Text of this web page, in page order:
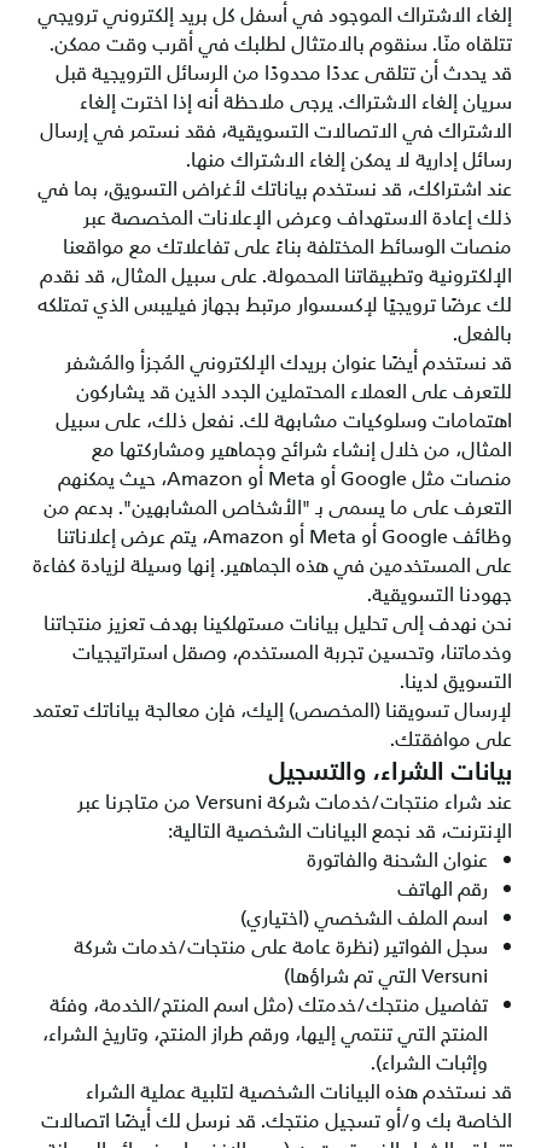
إلغاء الاشتراك الموجود في أسفل كل بريد إلكتروني ترويجي
تتلقاه منّا. سنقوم بالامتثال لطلبك في أقرب وقت ممكن.
قد يحدث أن تتلقى عددًا محدودًا من الرسائل الترويجية قبل
سريان إلغاء الاشتراك. يرجى ملاحظة أنه إذا اخترت إلغاء
الاشتراك في الاتصالات التسويقية، فقد نستمر في إرسال
رسائل إدارية لا يمكن إلغاء الاشتراك منها.
عند اشتراكك، قد نستخدم بياناتك لأغراض التسويق، بما في
ذلك إعادة الاستهداف وعرض الإعلانات المخصصة عبر
منصات الوسائط المختلفة بناءً على تفاعلاتك مع مواقعنا
الإلكترونية وتطبيقاتنا المحمولة. على سبيل المثال، قد نقدم
لك عرضًا ترويجيًا لإكسسوار مرتبط بجهاز فيليبس الذي تمتلكه
بالفعل.
قد نستخدم أيضًا عنوان بريدك الإلكتروني المُجزأ والمُشفر
للتعرف على العملاء المحتملين الجدد الذين قد يشاركون
اهتمامات وسلوكيات مشابهة لك. نفعل ذلك، على سبيل
المثال، من خلال إنشاء شرائح وجماهير ومشاركتها مع
منصات مثل Google أو Meta أو Amazon، حيث يمكنهم
التعرف على ما يسمى بـ "الأشخاص المشابهين". بدعم من
وظائف Google أو Meta أو Amazon، يتم عرض إعلاناتنا
على المستخدمين في هذه الجماهير. إنها وسيلة لزيادة كفاءة
جهودنا التسويقية.
نحن نهدف إلى تحليل بيانات مستهلكينا بهدف تعزيز منتجاتنا
وخدماتنا، وتحسين تجربة المستخدم، وصقل استراتيجيات
التسويق لدينا.
لإرسال تسويقنا (المخصص) إليك، فإن معالجة بياناتك تعتمد
على موافقتك.
بيانات الشراء، والتسجيل
عند شراء منتجات/خدمات شركة Versuni من متاجرنا عبر
الإنترنت، قد نجمع البيانات الشخصية التالية:
عنوان الشحنة والفاتورة
رقم الهاتف
اسم الملف الشخصي (اختياري)
سجل الفواتير (نظرة عامة على منتجات/خدمات شركة
Versuni التي تم شراؤها)
تفاصيل منتجك/خدمتك (مثل اسم المنتج/الخدمة، وفئة
المنتج التي تنتمي إليها، ورقم طراز المنتج، وتاريخ الشراء،
وإثبات الشراء).
قد نستخدم هذه البيانات الشخصية لتلبية عملية الشراء
الخاصة بك و/أو تسجيل منتجك. قد نرسل لك أيضًا اتصالات